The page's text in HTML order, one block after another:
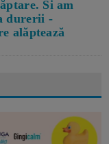
Si am
durerii -
alăptează